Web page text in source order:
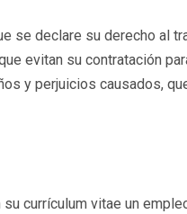
se declare su derecho al
evitan su contratación
y perjuicios causados,
currículum vitae un